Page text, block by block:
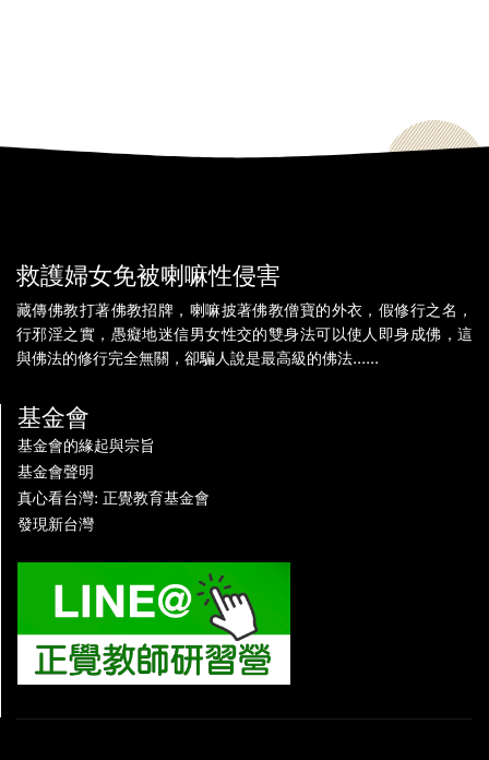
救護婦女免被喇嘛性侵害
藏傳佛教打著佛教招牌，喇嘛披著佛教僧寶的外衣，假修行之名，
行邪淫之實，愚癡地迷信男女性交的雙身法可以使人即身成佛，這
與佛法的修行完全無關，卻騙人說是最高級的佛法......
基金會
基金會的緣起與宗旨
基金會聲明
真心看台灣: 正覺教育基金會
發現新台灣